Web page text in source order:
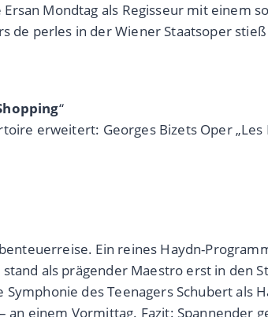
Mondtag als Regisseur mit einem
de perles in der Wiener Staatsoper
“
erweitert: Georges Bizets Oper „Les
Ein reines Haydn-
als prägender Maestro erst in den
des Teenagers Schubert als
einem Vormittag. Fazit: Spannender